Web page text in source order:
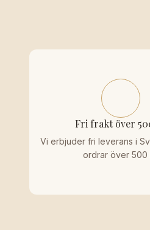
Fri frakt över
Vi erbjuder fri leverans i
ordrar över 500